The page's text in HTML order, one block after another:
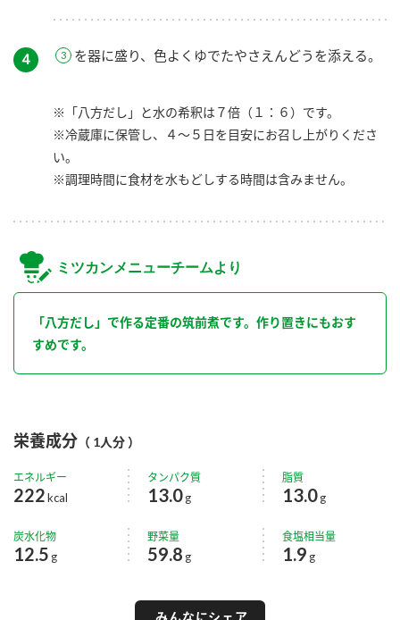
４ を器に盛り、色よくゆでたやさえんどうを添える。
※「八方だし」と水の希釈は７倍（１：６）です。
※冷蔵庫に保管し、４～５日を目安にお召し上がりくださ
い。
※調理時間に食材を水もどしする時間は含みません。
ミツカンメニューチームより
「八方だし」で作る定番の筑前煮です。作り置きにもおす
すめです。
栄養成分 （ 1人分 ）
エネルギー
222kcal
タンパク質
13.0g
脂質
13.0 g
炭水化物
12.5 g
野菜量
59.8 g
食塩相当量
1.9 g